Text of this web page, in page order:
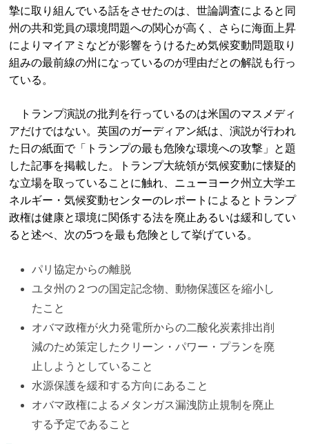
摯に取り組んでいる話をさせたのは、世論調査によると同
州の共和党員の環境問題への関心が高く、さらに海面上昇
によりマイアミなどが影響をうけるため気候変動問題取り
組みの最前線の州になっているのが理由だとの解説も行っ
ている。
トランプ演説の批判を行っているのは米国のマスメディ
アだけではない。英国のガーディアン紙は、演説が行われ
た日の紙面で「トランプの最も危険な環境への攻撃」と題
した記事を掲載した。トランプ大統領が気候変動に懐疑的
な立場を取っていることに触れ、ニューヨーク州立大学エ
ネルギー・気候変動センターのレポートによるとトランプ
政権は健康と環境に関係する法を廃止あるいは緩和してい
ると述べ、次の5つを最も危険として挙げている。
パリ協定からの離脱
ユタ州の２つの国定記念物、動物保護区を縮小し
たこと
オバマ政権が火力発電所からの二酸化炭素排出削
減のため策定したクリーン・パワー・プランを廃
止しようとしていること
水源保護を緩和する方向にあること
オバマ政権によるメタンガス漏洩防止規制を廃止
する予定であること